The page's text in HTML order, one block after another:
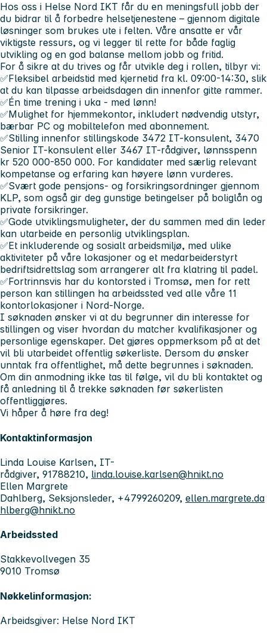
Hos oss i Helse Nord IKT får du en meningsfull jobb der
du bidrar til å forbedre helsetjenestene – gjennom digitale
løsninger som brukes ute i felten. Våre ansatte er vår
viktigste ressurs, og vi legger til rette for både faglig
utvikling og en god balanse mellom jobb og fritid.
For å sikre at du trives og får utvikle deg i rollen, tilbyr vi:
✅Fleksibel arbeidstid med kjernetid fra kl. 09:00-14:30, slik
at du kan tilpasse arbeidsdagen din innenfor gitte rammer.
✅Én time trening i uka - med lønn!
✅Mulighet for hjemmekontor, inkludert nødvendig utstyr,
bærbar PC og mobiltelefon med abonnement.
✅Stilling innenfor stillingskode 3472 IT-konsulent, 3470
Senior IT-konsulent eller 3467 IT-rådgiver, lønnsspenn
kr 520 000-850 000. For kandidater med særlig relevant
kompetanse og erfaring kan høyere lønn vurderes.
✅Svært gode pensjons- og forsikringsordninger gjennom
KLP, som også gir deg gunstige betingelser på boliglån og
private forsikringer.
✅Gode utviklingsmuligheter, der du sammen med din leder
kan utarbeide en personlig utviklingsplan.
✅Et inkluderende og sosialt arbeidsmiljø, med ulike
aktiviteter på våre lokasjoner og et medarbeiderstyrt
bedriftsidrettslag som arrangerer alt fra klatring til padel.
✅Fortrinnsvis har du kontorsted i Tromsø, men for rett
person kan stillingen ha arbeidssted ved alle våre 11
kontorlokasjoner i Nord-Norge.
I søknaden ønsker vi at du begrunner din interesse for
stillingen og viser hvordan du matcher kvalifikasjoner og
personlige egenskaper. Det gjøres oppmerksom på at det
vil bli utarbeidet offentlig søkerliste. Dersom du ønsker
unntak fra offentlighet, må dette begrunnes i søknaden.
Om din anmodning ikke tas til følge, vil du bli kontaktet og
få anledning til å trekke søknaden før søkerlisten
offentliggjøres.
Vi håper å høre fra deg!
Kontaktinformasjon
Linda Louise Karlsen, IT-
rådgiver, 91788210, linda.louise.karlsen@hnikt.no
Ellen Margrete
Dahlberg, Seksjonsleder, +4799260209, ellen.margrete.da
hlberg@hnikt.no
Arbeidssted
Stakkevollvegen 35
9010 Tromsø
Nøkkelinformasjon:
Arbeidsgiver: Helse Nord IKT